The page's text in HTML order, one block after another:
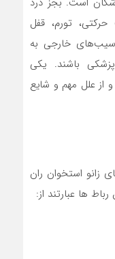
تورم، قفل
خارجی به
باشند. یکی
از علل مهم و شایع
زانو استخوان ران
ها عبارتند از: